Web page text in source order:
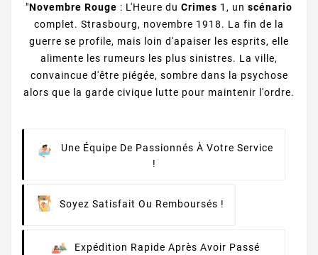
"Novembre Rouge : L'Heure du Crimes 1, un scénario
complet. Strasbourg, novembre 1918. La fin de la
guerre se profile, mais loin d'apaiser les esprits, elle
alimente les rumeurs les plus sinistres. La ville,
convaincue d'être piégée, sombre dans la psychose
alors que la garde civique lutte pour maintenir l'ordre.
Une Équipe De Passionnés À Votre Service
!
Soyez Satisfait Ou Remboursés !
Expédition Rapide Après Avoir Passé